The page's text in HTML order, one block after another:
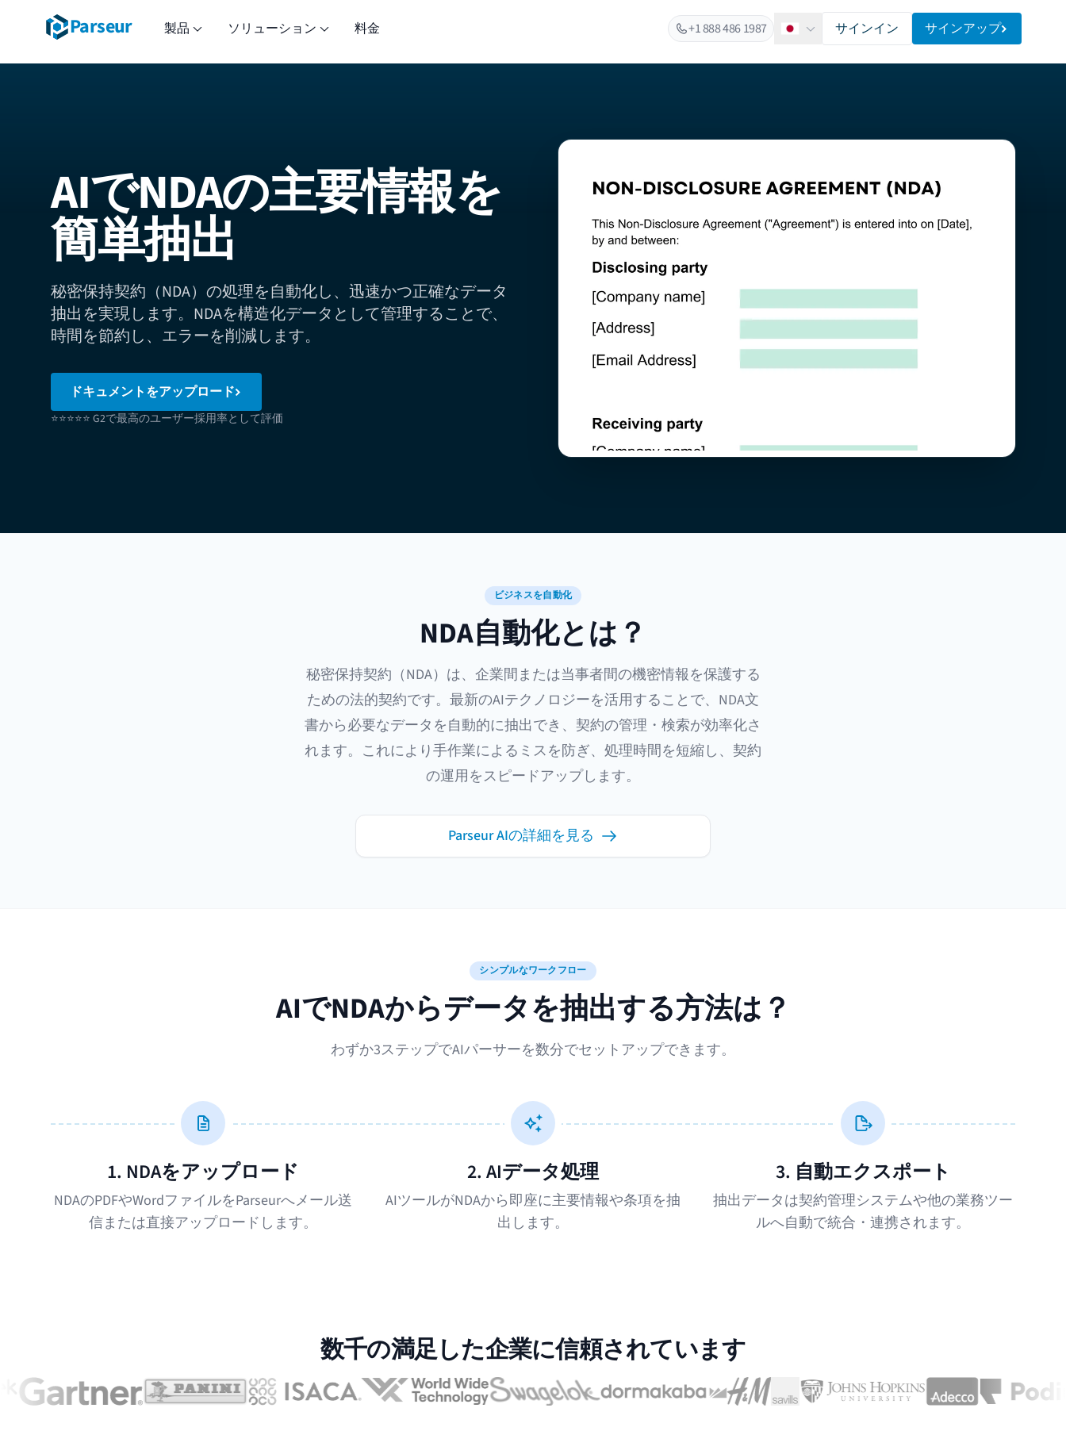
Parseur 製品 ソリューション 料金 +1 888 486 1987 日本語 サインイン サインアップ
AIでNDAの主要情報を
簡単抽出
秘密保持契約（NDA）の処理を自動化し、迅速かつ正確なデータ
抽出を実現します。NDAを構造化データとして管理することで、
時間を節約し、エラーを削減します。
ドキュメントをアップロード
⭐⭐⭐⭐⭐ G2で最高のユーザー採用率として評価
ビジネスを自動化
NDA自動化とは？
秘密保持契約（NDA）は、企業間または当事者間の機密情報を保護する
ための法的契約です。最新のAIテクノロジーを活用することで、NDA文
書から必要なデータを自動的に抽出でき、契約の管理・検索が効率化さ
れます。これにより手作業によるミスを防ぎ、処理時間を短縮し、契約
の運用をスピードアップします。
Parseur AIの詳細を見る
シンプルなワークフロー
AIでNDAからデータを抽出する方法は？
わずか3ステップでAIパーサーを数分でセットアップできます。
1. NDAをアップロード
NDAのPDFやWordファイルをParseurへメール送
信または直接アップロードします。
2. AIデータ処理
AIツールがNDAから即座に主要情報や条項を抽
出します。
3. 自動エクスポート
抽出データは契約管理システムや他の業務ツー
ルへ自動で統合・連携されます。
数千の満足した企業に信頼されています